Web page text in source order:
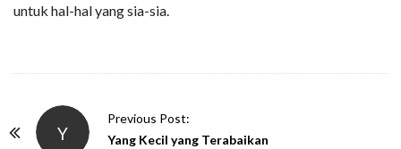
untuk hal-hal yang sia-sia.
Y
Previous Post:
Yang Kecil yang Terabaikan